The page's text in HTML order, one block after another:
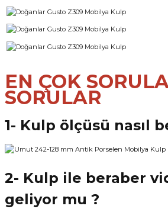
EN ÇOK
SORULAR
1- Kulp ölçüsü nasıl
2- Kulp ile beraber
geliyor mu ?